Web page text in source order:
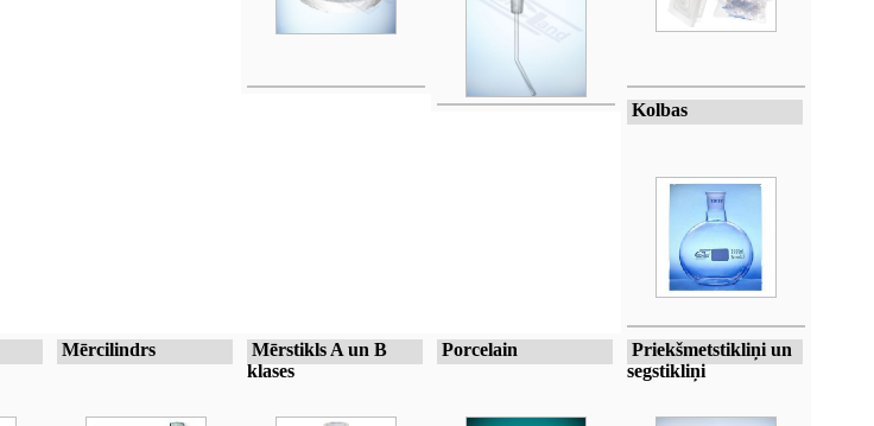
Kolbas
Mērcilindrs
Mērstikls A un B
klases
Porcelain
Priekšmetstikliņi un
segstikliņi